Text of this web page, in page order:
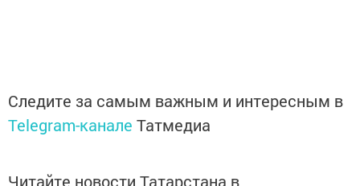
Следите за самым важным и интересным в
Telegram-канале Татмедиа
Читайте новости Татарстана в